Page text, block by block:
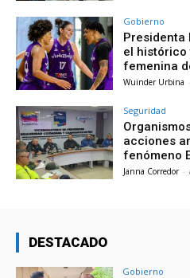
Gobierno
Presidenta
el
femenina
Wuinder Urbina -
Seguridad
acciones
fenómeno
Janna Corredor -
DESTACADO
Gobierno